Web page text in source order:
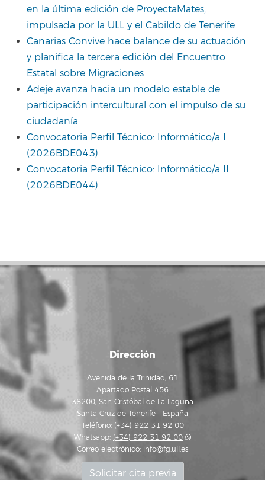
en la última edición de ProyectaMates,
impulsada por la ULL y el Cabildo de Tenerife
Canarias Convive hace balance de su actuación
y planifica la tercera edición del Encuentro
Estatal sobre Migraciones
Adeje avanza hacia un modelo estable de
participación intercultural con el impulso de su
ciudadanía
Convocatoria Perfil Técnico: Informático/a I
(2026BDE043)
Convocatoria Perfil Técnico: Informático/a II
(2026BDE044)
Dirección
Avenida de la Trinidad, 61
Apartado Postal 456
38200, San Cristóbal de La Laguna
Santa Cruz de Tenerife - España
Teléfono: (+34) 922 31 92 00
Whatsapp: (+34) 922 31 92 00
Correo electrónico: info@fg.ull.es
Solicitar cita previa